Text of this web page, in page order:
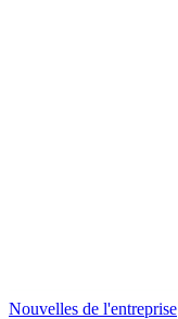
Nouvelles de l'entreprise